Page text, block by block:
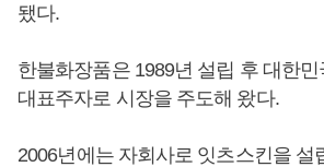
됐다.
한불화장품은 1989년 설립 후 대한
대표주자로 시장을 주도해 왔다.
2006년에는 자회사로 잇츠스킨을 설